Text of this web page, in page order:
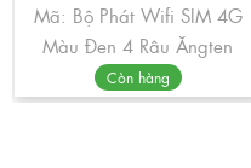
Mã: Bộ Phát Wifi SIM 4G
Màu Đen 4 Râu Ăngten
Còn hàng